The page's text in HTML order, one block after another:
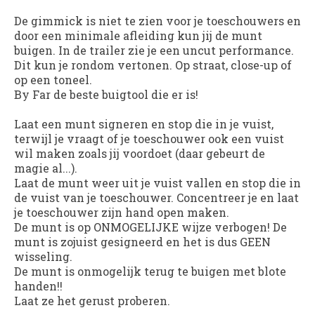
De gimmick is niet te zien voor je toeschouwers en
door een minimale afleiding kun jij de munt
buigen. In de trailer zie je een uncut performance.
Dit kun je rondom vertonen. Op straat, close-up of
op een toneel.
By Far de beste buigtool die er is!
Laat een munt signeren en stop die in je vuist,
terwijl je vraagt of je toeschouwer ook een vuist
wil maken zoals jij voordoet (daar gebeurt de
magie al...).
Laat de munt weer uit je vuist vallen en stop die in
de vuist van je toeschouwer. Concentreer je en laat
je toeschouwer zijn hand open maken.
De munt is op ONMOGELIJKE wijze verbogen! De
munt is zojuist gesigneerd en het is dus GEEN
wisseling.
De munt is onmogelijk terug te buigen met blote
handen!!
Laat ze het gerust proberen.